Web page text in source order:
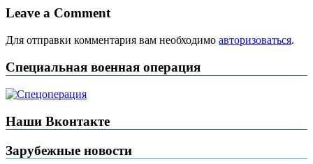
Leave a Comment
Для отправки комментария вам необходимо авторизоваться.
Специальная военная операция
Наши Вконтакте
Зарубежные новости